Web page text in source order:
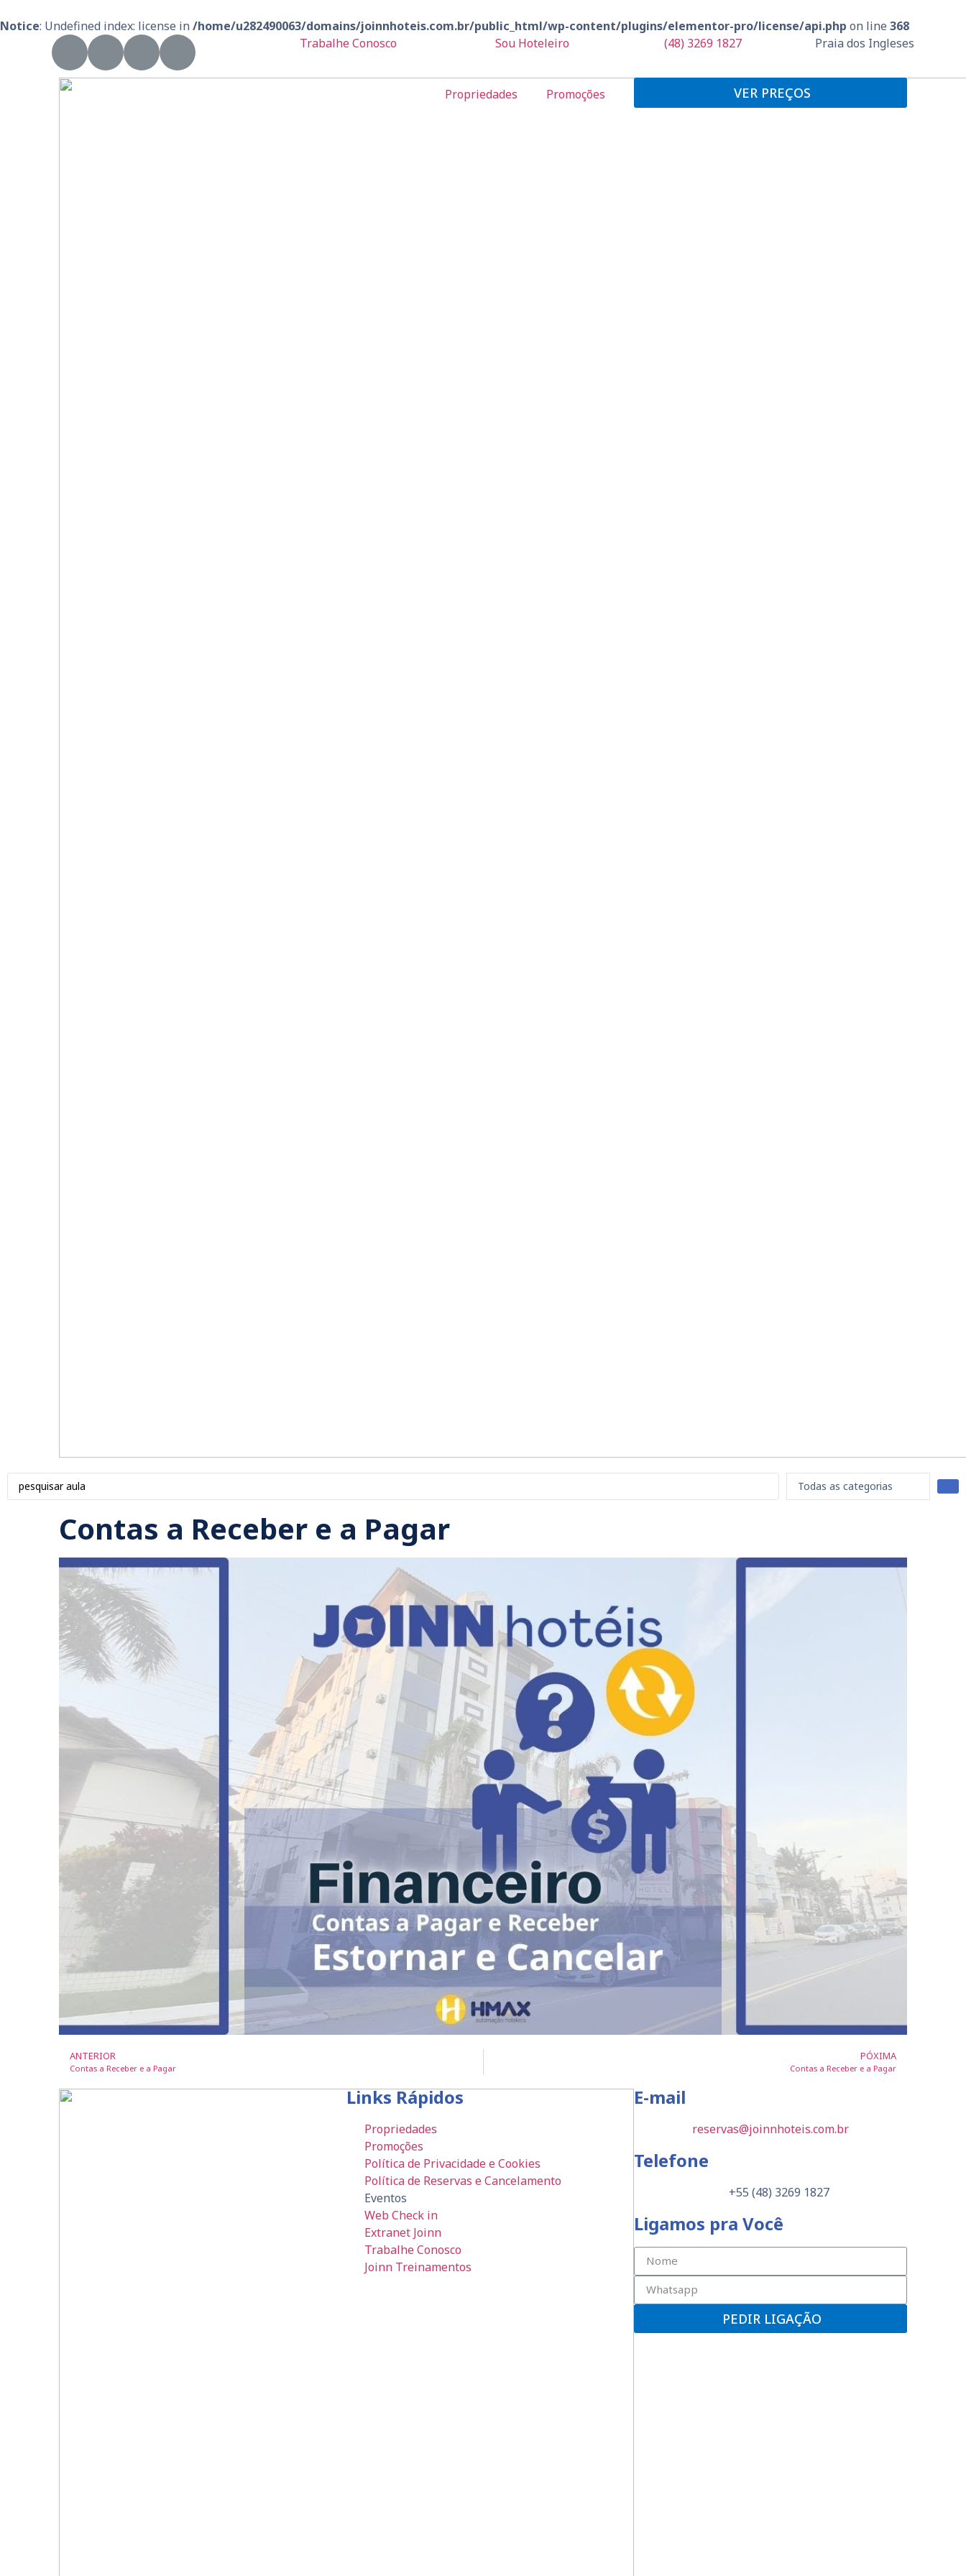
Notice: Undefined index: license in/home/u282490063/domains/joinnhoteis.com.br/public_html/wp-content/plugins/elementor-pro/license/api.php on line 368
Trabalhe Conosco
Sou Hoteleiro (48) 3269 1827 Praia dos Ingleses
Propriedades Promoções VER PREÇOS
Contas a Receber e a Pagar
ANTERIOR
Contas a Receber e a Pagar
PÓXIMA
Contas a Receber e a Pagar
Links Rápidos
Propriedades
Promoções
Política de Privacidade e Cookies
Política de Reservas e Cancelamento
Eventos
Web Check in
Extranet Joinn
Trabalhe Conosco
Joinn Treinamentos
E-mail
reservas@joinnhoteis.com.br
Telefone
+55 (48) 3269 1827
Ligamos pra Você
PEDIR LIGAÇÃO